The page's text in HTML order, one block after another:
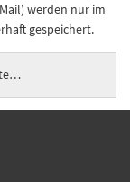
werden nur im
gespeichert.